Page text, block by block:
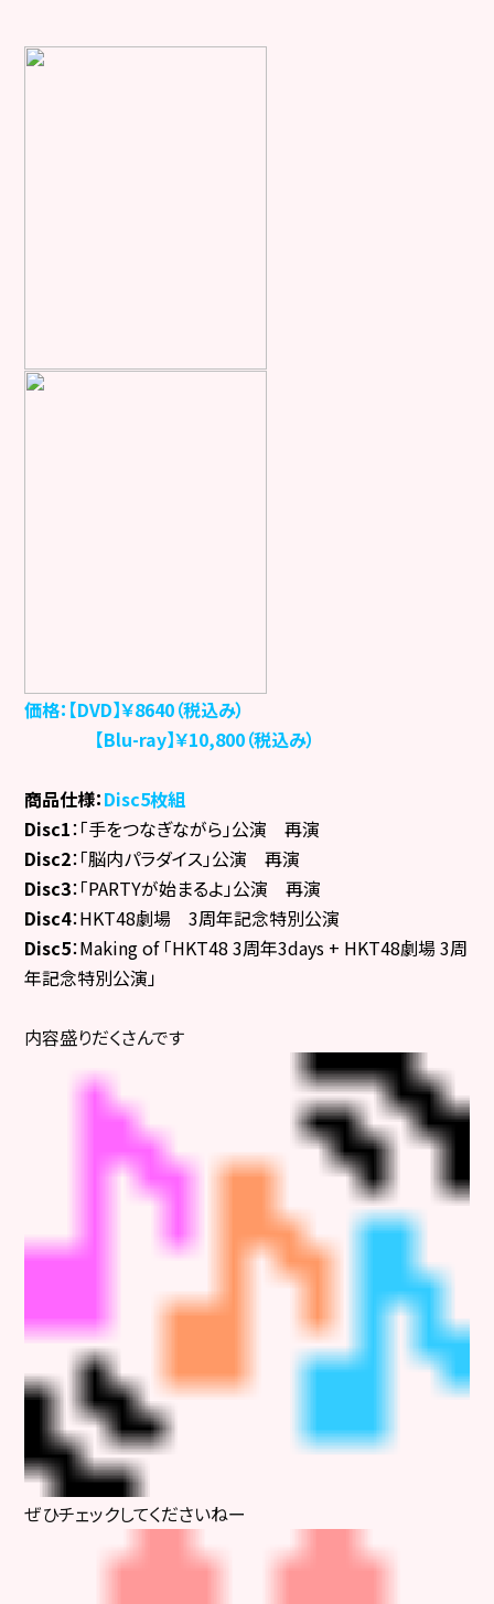
価格： 【DVD】￥8640（税込み）
【Blu-ray】￥10,800（税込み）
商品仕様：Disc5枚組
Disc1：「手をつなぎながら」公演 再演
Disc2：「脳内パラダイス」公演 再演
Disc3：「PARTYが始まるよ」公演 再演
Disc4：HKT48劇場 3周年記念特別公演
Disc5：Making of 「HKT48 3周年3days + HKT48劇場 3周
年記念特別公演」
内容盛りだくさんです
ぜひチェックしてくださいねー